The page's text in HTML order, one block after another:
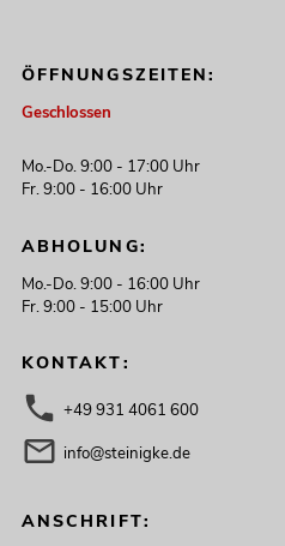
ÖFFNUNGSZEITEN:
Geschlossen
Mo.-Do. 9:00 - 17:00 Uhr
Fr. 9:00 - 16:00 Uhr
ABHOLUNG:
Mo.-Do. 9:00 - 16:00 Uhr
Fr. 9:00 - 15:00 Uhr
KONTAKT:
+49 931 4061 600
info@steinigke.de
ANSCHRIFT: